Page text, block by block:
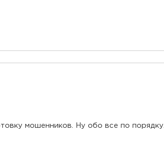
мошенников. Ну обо все по порядку.